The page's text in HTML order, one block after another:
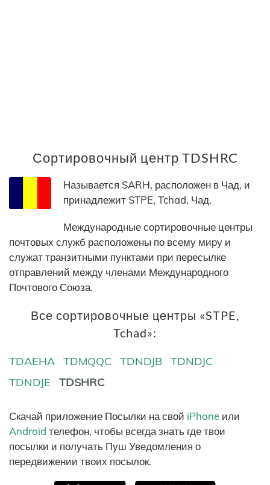
Сортировочный центр TDSHRC
Называется SARH, расположен в Чад, и
принадлежит STPE, Tchad, Чад.
Международные сортировочные центры
почтовых служб расположены по всему миру и
служат транзитными пунктами при пересылке
отправлений между членами Международного
Почтового Союза.
Все сортировочные центры «STPE,
Tchad»:
TDAEHA TDMQQC TDNDJB
TDNDJC
TDNDJE
TDSHRC
Скачай приложение Посылки на свой iPhone или
Android телефон, чтобы всегда знать где твои
посылки и получать Пуш Уведомления о
передвижении твоих посылок.